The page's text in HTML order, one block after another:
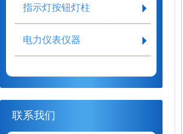
指示灯按钮灯柱
电力仪表仪器
联系我们